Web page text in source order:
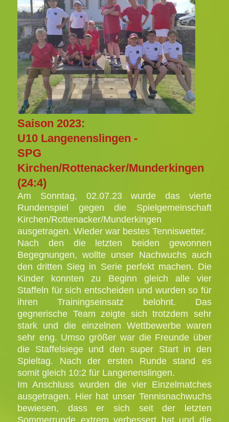
Saison 2023:
U10 Langenenslingen -
SPG
Kirchen/Rottenacker/Munderkingen
(24:4)
Am Sonntag, 02.07.23 wurde das vierte
Rundenspiel gegen die Spielgemeinschaft
Kirchen/Rottenacker/Munderkingen
ausgetragen. Wieder war bestes Tenniswetter.
Nach den die letzten beiden gewonnen
Begegnungen, wollte unser Nachwuchs auch
den dritten Sieg in Serie perfekt machen. Die
Kinder konnten zu Beginn gleich alle vier
Staffeln für sich entscheiden und wurden so für
ihren Trainingseinsatz belohnt. Das
gegnerische Team zeigte sich trotzdem sehr
stark und die einzelnen Wettbewerbe waren
sehr eng. Umso größer war die Freunde über
die Staffelsiege und den super Start in den
Spieltag. Nach der ersten Runde stand es
somit gleich 10:2 für Langenenslingen.
Im Anschluss wurden die vier Einzelmatches
ausgetragen. Hier hat unser Tennisnachwuchs
bewiesen, dass er sich seit der letzten